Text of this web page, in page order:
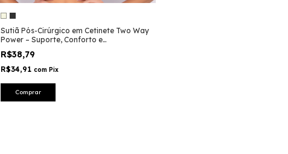
Sutiã Pós-Cirúrgico em Cetinete Two Way
Power – Suporte, Conforto e
Recuperação Segura - ST047
R$38,79
R$34,91 com Pix
Comprar